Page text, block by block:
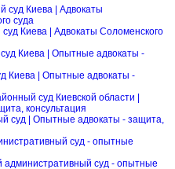
суд Киева | Адвокаты
суда
Киева | Адвокаты Соломенского
Киева | Опытные адвокаты -
Киева | Опытные адвокаты -
суд Киевской области |
консультация
суд | Опытные адвокаты - защита,
суд - опытные
суд - опытные